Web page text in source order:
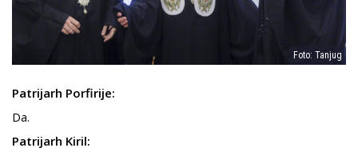
Foto: Tanjug
Patrijarh Porfirije:
Da.
Patrijarh Kiril: